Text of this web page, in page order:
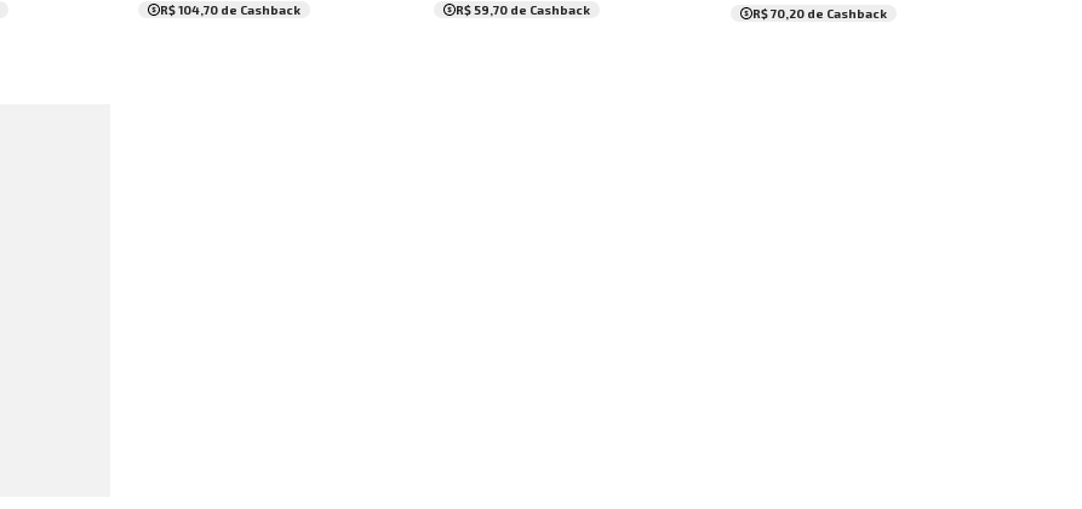
R$ 104,70de Cashback R$ 59,70 de Cashback R$ 70,20 de Cashback